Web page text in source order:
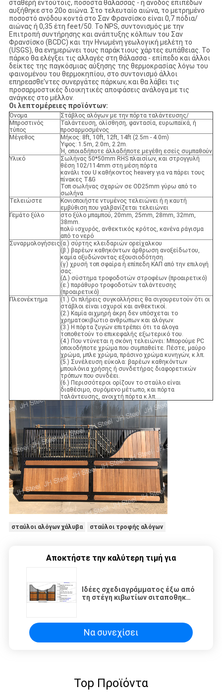
σταθερή εντούτοις, ποσοστά θάλασσας - η άνοδος επιπέδων
αυξήθηκε στο 20ο αιώνα. Στο τελευταίο αιώνα, το μετρημένο
ποσοστό ανόδου κοντά στο Σαν Φρανσίσκο είναι 0,7 πόδια/
αιώνας ή 0,35 έτη feet/50. Το NPS, συντονισμός με την
Επιτροπή συντήρησης και ανάπτυξης κόλπων του Σαν
Φρανσίσκο (BCDC) και την Ηνωμένη γεωλογική μελέτη το
(USGS), θα ενημερώνει τους παράκτιους χάρτες ευπάθειας. Το
πάρκο θα ελέγξει τις αλλαγές στη θάλασσα - επίπεδο και άλλοι
δείκτες της παγκόσμιας αύξησης της θερμοκρασίας λόγω του
φαινομένου του θερμοκηπίου, στο συντονισμό άλλοι
επηρεασθε'ντες συνεργάτες πάρκων, και θα λάβει τις
προσαρμοστικές διοικητικές αποφάσεις ανάλογα με τις
ανάγκες στο μέλλον.
Οι λεπτομέρειες προϊόντων:
Όνομα
Στάβλος αλόγων με την πόρτα ταλάντευσης/
Μπροστινός
τύπος
Ταλάντευση, ολίσθηση, φαντασία, ευρωπαϊκά, ή
προσαρμοσμένος
Μέγεθος
Μήκος: 8ft, 10ft, 12ft, 14ft (2.5m - 4.0m)
Ύψος: 1.5m, 2.0m, 2.2m.
Ή, οποιαδήποτε άλλαδήποτε μεγέθη εσείς συμπαθούν
Υλικό
Σωλήνας 50*50mm RHS πλαισίων, και στρογγυλή
θέση 102/114mm στη μέση πόρτα
κανάλι του U καθήκοντος heavery για να πάρει τους
πίνακες T&G
Τοπ σωλήνας σχαρών σε OD25mm γύρω από το
σωλήνα
Τελειώστε
Κονιοποιήστε ντυμένος τελειώνει ή η καυτή
εμβύθιση που γαλβανίζεται τελειώνει
Γεμάτο ξύλο
στο ξύλο μπαμπού, 20mm, 25mm, 28mm, 32mm,
38mm.
πολύ ισχυρός, ανθεκτικός κρότος, κανένα ράγισμα
από το νερό
Συναρμολογήσεις (α.) σύρτης κλειδαριών ορείχαλκου
(β.) βαρέων καθηκόντων άρθρωση ανοξείδωτου,
καμία οξυδώνοντας εξουσιοδότηση.
(γ.) χρυσή τοπ σφαίρα ή επίπεδη ΚΑΠ από την επιλογή
σας.
(Δ.) σύστημα τροφοδοτών στροφέων (προαιρετικό)
(ε.) παράθυρο τροφοδοτών ταλάντευσης
(προαιρετικό)
Πλεονέκτημα
(1.) Οι πλήρεις συγκολλήσεις θα σιγουρευτούν ότι οι
στάβλοι είναι ισχυροί και ανθεκτικοί.
(2.) Καμία αιχμηρή άκρη δεν υπόσχεται το
χρηματοκιβώτιο ανθρώπων και αλόγων.
(3.) Η πόρτα ζυγών επιτρέπει ότι τα άλογα
τοποθετούν το επικεφαλής εξωτερικό του.
(4.) Που ντύνεται η σκόνη τελειώνει: Μπορούμε PC
οποιοδήποτε χρώμα που συμπαθείτε. Πέστε, μαύρο
χρώμα, μπλε χρώμα, πράσινο χρώμα κυνηγών, κ.λπ.
(5.) Συνέλευση εύκολα: βαρέων καθηκόντων
μπουλόνια χρήσης ή συνδετήρας διαφορετικών
τρόπων που συνδέει.
(6.) Περισσότεροι ορίζουν το σταύλο είναι
διαθέσιμο, συρόμενο μέτωπο, και πόρτα
ταλάντευσης, ανοιχτή πόρτα κ.λπ….
σταύλοι αλόγων χάλυβα σταύλοι τροφής αλόγων
Αποκτήστε την καλύτερη τιμή για
Ιδέες σχεδιαγράμματος έξω από
τη στέγη κιβωτίων σιταποθηκών
Να συνεχίσει
Top Προϊόντα